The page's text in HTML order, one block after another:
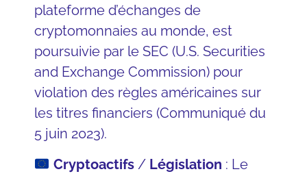
plateforme d’échanges de
cryptomonnaies au monde, est
poursuivie par le SEC (U.S. Securities
and Exchange Commission) pour
violation des règles américaines sur
les titres financiers (Communiqué du
5 juin 2023).
Cryptoactifs/ Législation : Le